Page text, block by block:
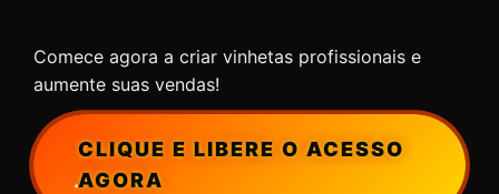
Comece agora a criar vinhetas profissionais e
aumente suas vendas!
CLIQUE E LIBERE O ACESSO
AGORA